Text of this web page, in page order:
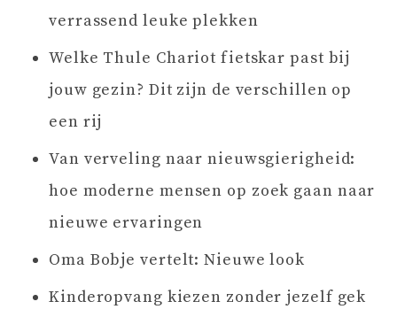
verrassend leuke plekken
Welke Thule Chariot fietskar past bij
jouw gezin? Dit zijn de verschillen op
een rij
Van verveling naar nieuwsgierigheid:
hoe moderne mensen op zoek gaan naar
nieuwe ervaringen
Oma Bobje vertelt: Nieuwe look
Kinderopvang kiezen zonder jezelf gek